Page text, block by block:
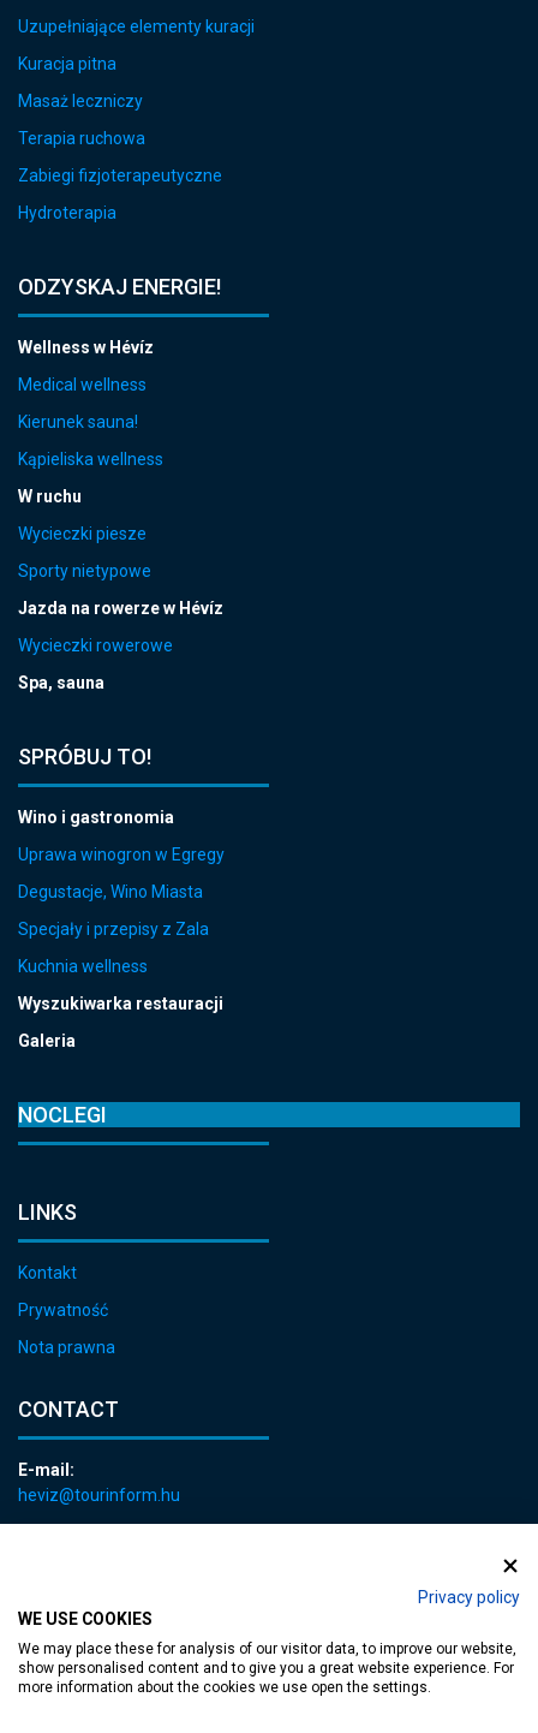
Privacy policy
WE USE COOKIES
We may place these for analysis of our visitor data, to improve our website,
show personalised content and to give you a great website experience. For
more information about the cookies we use open the settings.
Uzupełniające elementy kuracji
Kuracja pitna
Masaż leczniczy
Terapia ruchowa
Zabiegi fizjoterapeutyczne
Hydroterapia
ODZYSKAJ ENERGIE!
Wellness w Hévíz
Medical wellness
Kierunek sauna!
Kąpieliska wellness
W ruchu
Wycieczki piesze
Sporty nietypowe
Jazda na rowerze w Hévíz
Wycieczki rowerowe
Spa, sauna
SPRÓBUJ TO!
Wino i gastronomia
Uprawa winogron w Egregy
Degustacje, Wino Miasta
Specjały i przepisy z Zala
Kuchnia wellness
Wyszukiwarka restauracji
Galeria
NOCLEGI
LINKS
Kontakt
Prywatność
Nota prawna
CONTACT
E-mail:
heviz@tourinform.hu